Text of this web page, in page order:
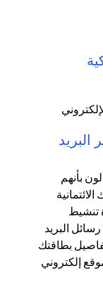
البريد
بأنهم
تنشيط
البريد
بطاقتك
إلكتروني